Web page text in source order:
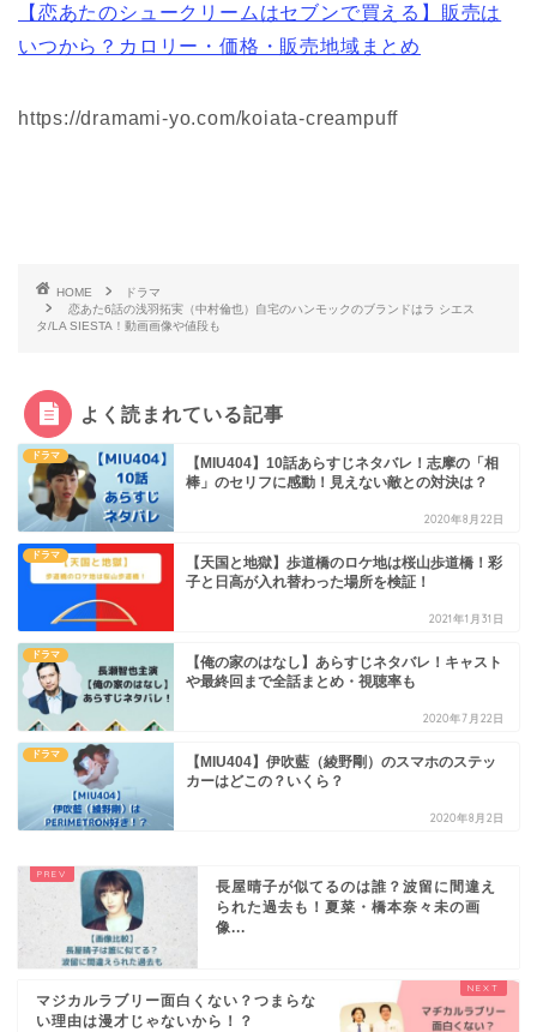
【恋あたのシュークリームはセブンで買える】販売は
いつから？カロリー・価格・販売地域まとめ
https://dramami-yo.com/koiata-creampuff
HOME
ドラマ
恋あた6話の浅羽拓実（中村倫也）自宅のハンモックのブランドはラ シエス
タ/LA SIESTA！動画画像や値段も
よく読まれている記事
ドラマ
【MIU404】10話あらすじネタバレ！志摩の「相
棒」のセリフに感動！見えない敵との対決は？
2020年8月22日
ドラマ
【天国と地獄】歩道橋のロケ地は桜山歩道橋！彩
子と日高が入れ替わった場所を検証！
2021年1月31日
ドラマ
【俺の家のはなし】あらすじネタバレ！キャスト
や最終回まで全話まとめ・視聴率も
2020年7月22日
ドラマ
【MIU404】伊吹藍（綾野剛）のスマホのステッ
カーはどこの？いくら？
2020年8月2日
長屋晴子が似てるのは誰？波留に間違え
られた過去も！夏菜・橋本奈々未の画
像...
マジカルラブリー面白くない？つまらな
い理由は漫才じゃないから！？